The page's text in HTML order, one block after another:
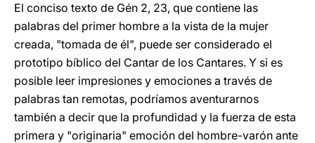
El conciso texto de Gén 2, 23, que contiene las
palabras del primer hombre a la vista de la mujer
creada, "tomada de él", puede ser considerado el
prototipo bíblico del Cantar de los Cantares. Y si es
posible leer impresiones y emociones a través de
palabras tan remotas, podríamos aventurarnos
también a decir que la profundidad y la fuerza de esta
primera y "originaria" emoción del hombre-varón ante